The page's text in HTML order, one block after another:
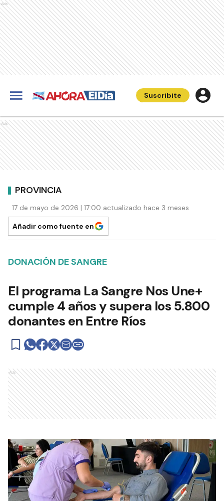
Ads
Suscribite
Ads
PROVINCIA
17 de mayo de 2026 | 17:00 actualizado hace 3 meses
Añadir como fuente en
DONACIÓN DE SANGRE
El programa La Sangre Nos Une+
cumple 4 años y supera los 5.800
donantes en Entre Ríos
Ads